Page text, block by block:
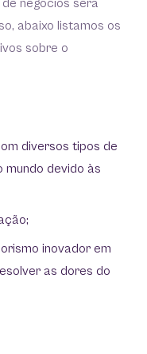
negócios será
abaixo listamos os
sobre o
diversos tipos de
mundo devido às
inovador em
as dores do